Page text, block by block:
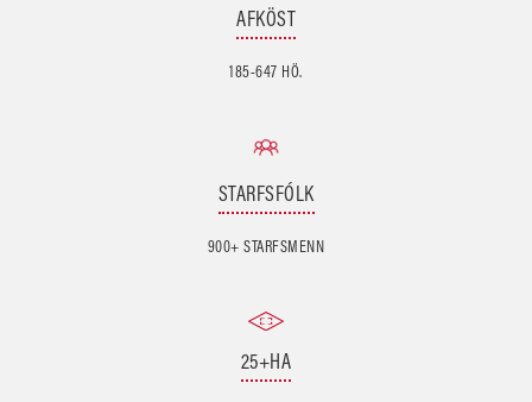
AFKÖST
185-647 HÖ.
STARFSFÓLK
900+ STARFSMENN
25+HA